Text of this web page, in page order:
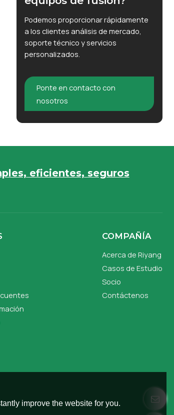
Podemos proporcionar rápidamente
a los clientes análisis de mercado,
soporte técnico y servicios
personalizados.
Ponte en contacto con
nosotros
eficientes, seguros
COMPAÑÍA
Acerca de Riyang
Casos de Estudio
Socio
Contáctenos
improve the website for you.